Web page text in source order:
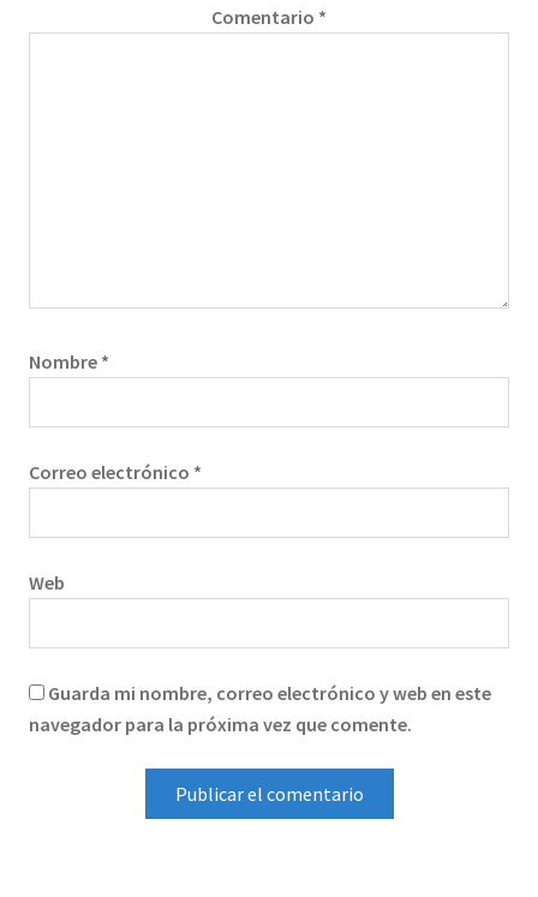
Comentario *
Nombre *
Correo electrónico *
Web
Guarda mi nombre, correo electrónico y web en este
navegador para la próxima vez que comente.